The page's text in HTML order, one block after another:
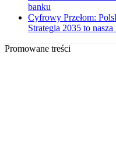
banku
Cyfrowy Przełom:
Strategia 2035 to
Promowane treści